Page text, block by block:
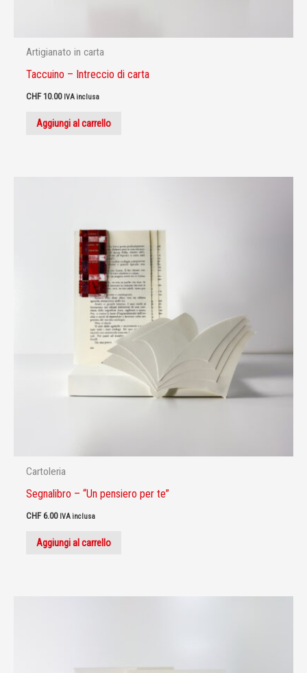
Artigianato in carta
Taccuino – Intreccio di carta
CHF10.00 IVA inclusa
Aggiungi al carrello
Cartoleria
Segnalibro – “Un pensiero per te”
CHF6.00 IVA inclusa
Aggiungi al carrello